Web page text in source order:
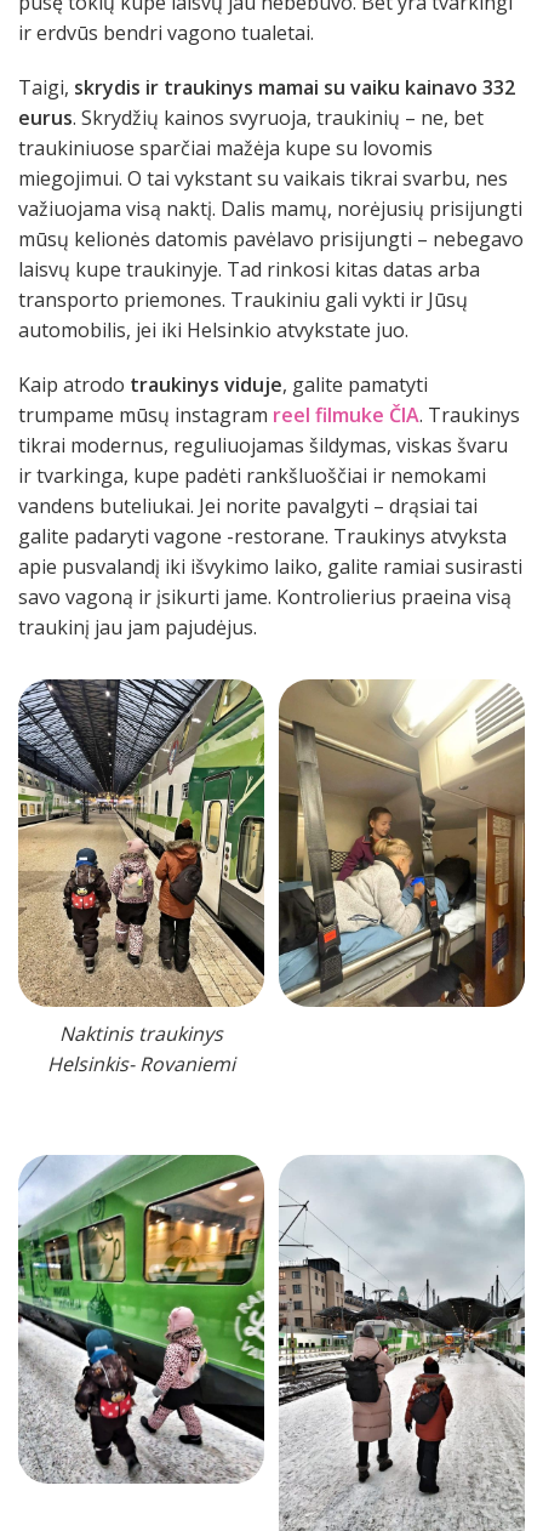
ir erdvūs bendri vagono tualetai.
Taigi, skrydis ir traukinys mamai su vaiku kainavo 332
eurus. Skrydžių kainos svyruoja, traukinių – ne, bet
traukiniuose sparčiai mažėja kupe su lovomis
miegojimui. O tai vykstant su vaikais tikrai svarbu, nes
važiuojama visą naktį. Dalis mamų, norėjusių prisijungti
mūsų kelionės datomis pavėlavo prisijungti – nebegavo
laisvų kupe traukinyje. Tad rinkosi kitas datas arba
transporto priemones. Traukiniu gali vykti ir Jūsų
automobilis, jei iki Helsinkio atvykstate juo.
Kaip atrodo traukinys viduje, galite pamatyti
trumpame mūsų instagram reel filmuke ČIA. Traukinys
tikrai modernus, reguliuojamas šildymas, viskas švaru
ir tvarkinga, kupe padėti rankšluoščiai ir nemokami
vandens buteliukai. Jei norite pavalgyti – drąsiai tai
galite padaryti vagone -restorane. Traukinys atvyksta
apie pusvalandį iki išvykimo laiko, galite ramiai susirasti
savo vagoną ir įsikurti jame. Kontrolierius praeina visą
traukinį jau jam pajudėjus.
Naktinis traukinys
Helsinkis- Rovaniemi